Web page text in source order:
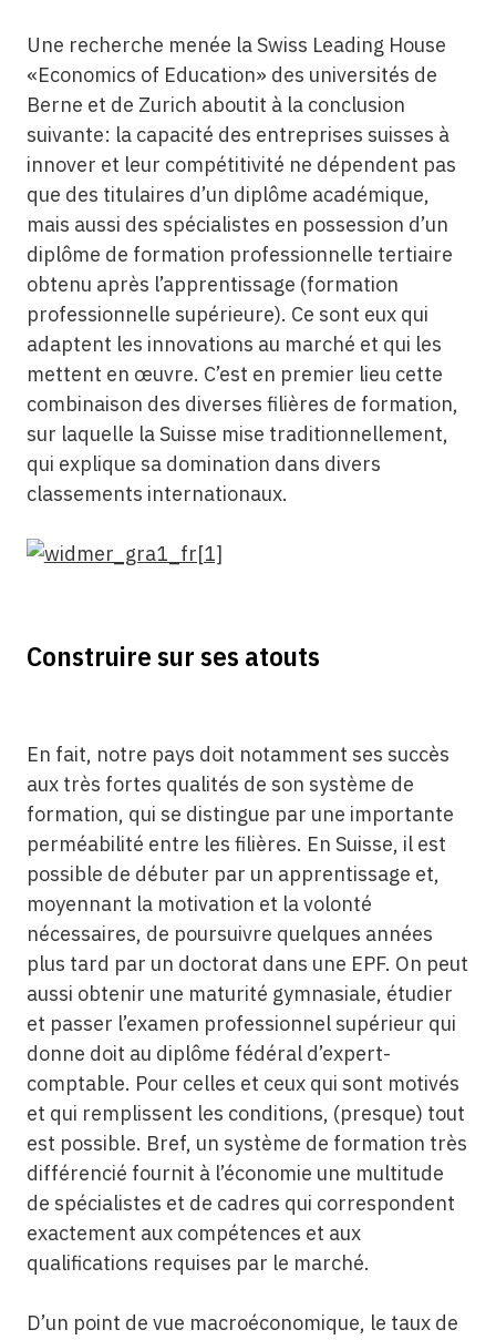
Une recherche menée la Swiss Leading House
«Economics of Education» des universités de
Berne et de Zurich aboutit à la conclusion
suivante: la capacité des entreprises suisses à
innover et leur compétitivité ne dépendent pas
que des titulaires d’un diplôme académique,
mais aussi des spécialistes en possession d’un
diplôme de formation professionnelle tertiaire
obtenu après l’apprentissage (formation
professionnelle supérieure). Ce sont eux qui
adaptent les innovations au marché et qui les
mettent en œuvre. C’est en premier lieu cette
combinaison des diverses filières de formation,
sur laquelle la Suisse mise traditionnellement,
qui explique sa domination dans divers
classements internationaux.
Construire sur ses atouts
En fait, notre pays doit notamment ses succès
aux très fortes qualités de son système de
formation, qui se distingue par une importante
perméabilité entre les filières. En Suisse, il est
possible de débuter par un apprentissage et,
moyennant la motivation et la volonté
nécessaires, de poursuivre quelques années
plus tard par un doctorat dans une EPF. On peut
aussi obtenir une maturité gymnasiale, étudier
et passer l’examen professionnel supérieur qui
donne doit au diplôme fédéral d’expert-
comptable. Pour celles et ceux qui sont motivés
et qui remplissent les conditions, (presque) tout
est possible. Bref, un système de formation très
différencié fournit à l’économie une multitude
de spécialistes et de cadres qui correspondent
exactement aux compétences et aux
qualifications requises par le marché.
D’un point de vue macroéconomique, le taux de